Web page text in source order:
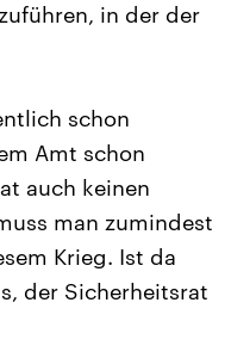
in der der
schon
Amt schon
auch keinen
man zumindest
Krieg. Ist da
der Sicherheitsrat